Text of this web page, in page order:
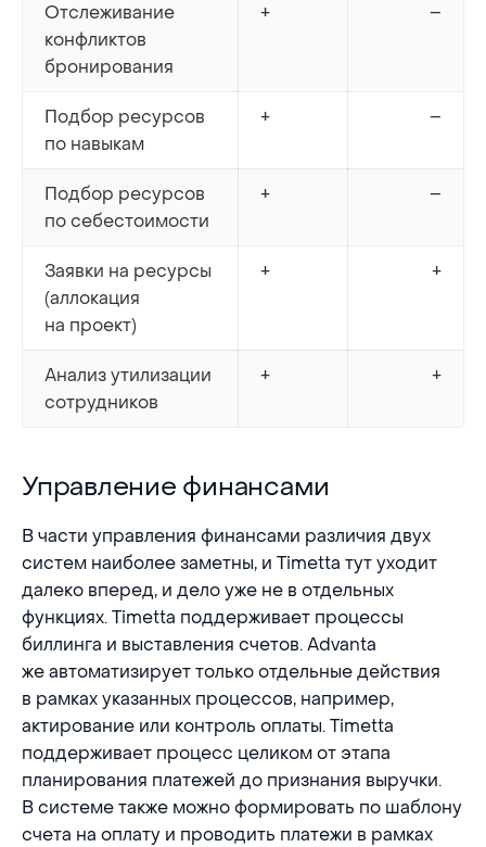
Отслеживание
конфликтов
бронирования
+ –
Подбор ресурсов
по навыкам
+ –
Подбор ресурсов
по себестоимости
+ –
Заявки на ресурсы
(аллокация
на проект)
+ +
Анализ утилизации
сотрудников
+ +
Управление финансами
Управление финансами
В части управления финансами различия двух
систем наиболее заметны, и Timetta тут уходит
далеко вперед, и дело уже не в отдельных
функциях. Timetta поддерживает процессы
биллинга и выставления счетов. Advanta
же автоматизирует только отдельные действия
в рамках указанных процессов, например,
актирование или контроль оплаты. Timetta
поддерживает процесс целиком от этапа
планирования платежей до признания выручки.
В системе также можно формировать по шаблону
счета на оплату и проводить платежи в рамках